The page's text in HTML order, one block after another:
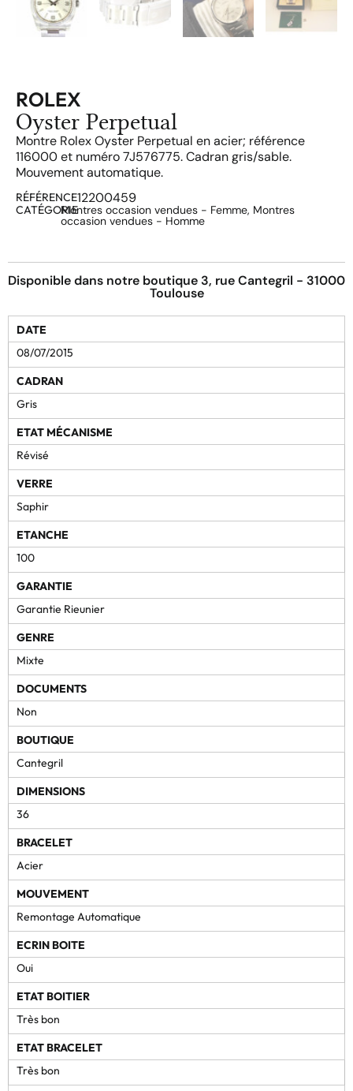
ROLEX
Oyster Perpetual
Montre Rolex Oyster Perpetual en acier; référence
116000 et numéro 7J576775. Cadran gris/sable.
Mouvement automatique.
RÉFÉRENCE12200459
CATÉGORIEMontres occasion vendues - Femme, Montres
occasion vendues - Homme
Disponible dans notre boutique 3, rue Cantegril - 31000
Toulouse
DATE
08/07/2015
CADRAN
Gris
ETAT MÉCANISME
Révisé
VERRE
Saphir
ETANCHE
100
GARANTIE
Garantie Rieunier
GENRE
Mixte
DOCUMENTS
Non
BOUTIQUE
Cantegril
DIMENSIONS
36
BRACELET
Acier
MOUVEMENT
Remontage Automatique
ECRIN BOITE
Oui
ETAT BOITIER
Très bon
ETAT BRACELET
Très bon